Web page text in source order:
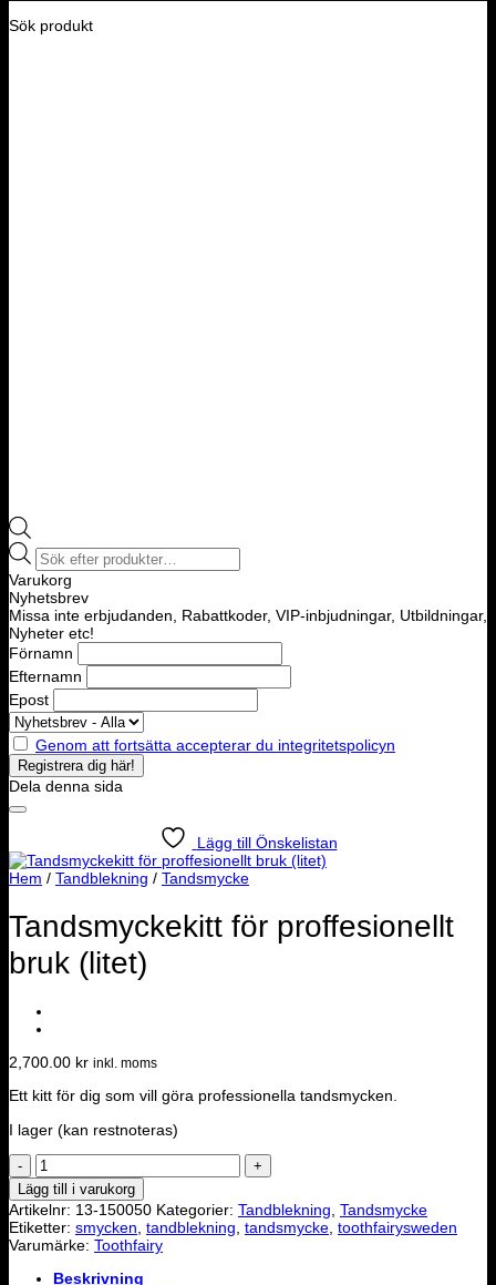
Sök produkt
Products
search
Varukorg
Nyhetsbrev
Missa inte erbjudanden, Rabattkoder, VIP-inbjudningar, Utbildningar,
Nyheter etc!
Förnamn
Efternamn
Epost
Genom att fortsätta accepterar du integritetspolicyn
Dela denna sida
Lägg till Önskelistan
Hem / Tandblekning / Tandsmycke
Tandsmyckekitt för proffesionellt
bruk (litet)
2,700.00 kr inkl. moms
Ett kitt för dig som vill göra professionella tandsmycken.
I lager (kan restnoteras)
Tandsmyckekitt
för
proffesionellt
bruk
(litet)
mängd
Lägg till i varukorg
Artikelnr: 13-150050 Kategorier: Tandblekning Tandsmycke
Etiketter: smycken tandblekning tandsmycke toothfairysweden
Varumärke: Toothfairy
Beskrivning